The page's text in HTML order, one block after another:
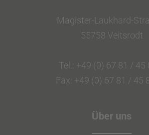
Magister-Laukhard-
55758 Veitsrodt
Tel.: +49 (0) 67 81 / 45
Fax: +49 (0) 67 81 / 45
Über uns